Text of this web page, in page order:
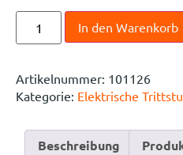
In den Warenkorb
Artikelnummer: 101126
Kategorie: Elektrische
Beschreibung